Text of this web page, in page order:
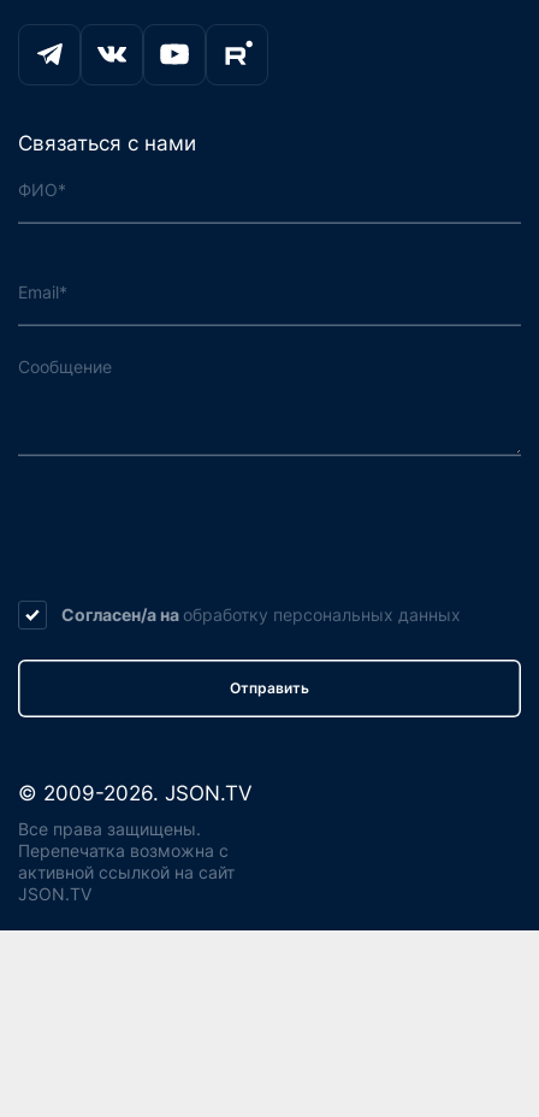
Связаться с нами
Согласен/а на обработку персональных данных
Отправить
© 2009-2026. JSON.TV
Все права защищены.
Перепечатка возможна с
активной ссылкой на сайт
JSON.TV